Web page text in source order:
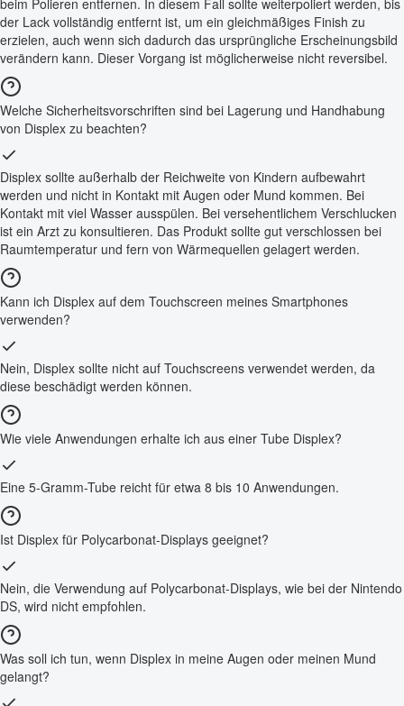
der Lack vollständig entfernt ist, um ein gleichmäßiges Finish zu
erzielen, auch wenn sich dadurch das ursprüngliche Erscheinungsbild
verändern kann. Dieser Vorgang ist möglicherweise nicht reversibel.
Welche Sicherheitsvorschriften sind bei Lagerung und Handhabung
von Displex zu beachten?
Displex sollte außerhalb der Reichweite von Kindern aufbewahrt
werden und nicht in Kontakt mit Augen oder Mund kommen. Bei
Kontakt mit viel Wasser ausspülen. Bei versehentlichem Verschlucken
ist ein Arzt zu konsultieren. Das Produkt sollte gut verschlossen bei
Raumtemperatur und fern von Wärmequellen gelagert werden.
Kann ich Displex auf dem Touchscreen meines Smartphones
verwenden?
Nein, Displex sollte nicht auf Touchscreens verwendet werden, da
diese beschädigt werden können.
Wie viele Anwendungen erhalte ich aus einer Tube Displex?
Eine 5-Gramm-Tube reicht für etwa 8 bis 10 Anwendungen.
Ist Displex für Polycarbonat-Displays geeignet?
Nein, die Verwendung auf Polycarbonat-Displays, wie bei der Nintendo
DS, wird nicht empfohlen.
Was soll ich tun, wenn Displex in meine Augen oder meinen Mund
gelangt?